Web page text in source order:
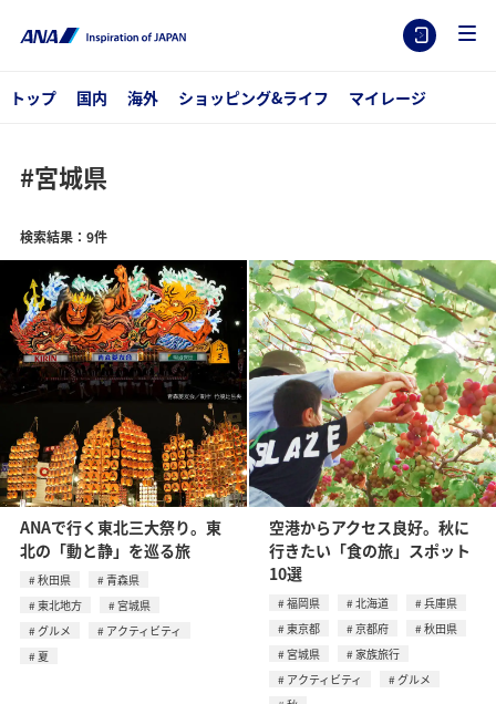
トップ 国内 海外 ショッピング&ライフ マイレージ
#宮城県
検索結果：9件
ANAで行く東北三大祭り。東
北の「動と静」を巡る旅
秋田県
青森県
東北地方
宮城県
グルメ
アクティビティ
夏
空港からアクセス良好。秋に
行きたい「食の旅」スポット
10選
福岡県 北海道
兵庫県
東京都
京都府
秋田県
宮城県
家族旅行
アクティビティ
グルメ